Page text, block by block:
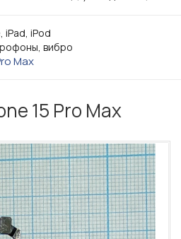
iPad, iPod
вибро
Max
15 Pro Max